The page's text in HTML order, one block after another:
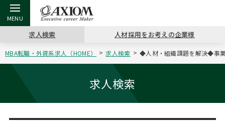
戻る
アクシアムの特長
戻る
コンサ
サービス案内
戻る
キャリ
戻る
キャリア支援 TOP
キャリアデザイン講座
（最新求人市場動向）
戻る
MBAの
戻る
日本か
戻る
転職ツール TOP
英文レジュメの書き方
戻る
パワー
戻る
転職コラム TOP
“展”職相談室
戻る
イベント・セミナー TOP
ジョブフェア
戻る
会社概要 TOP
沿革
求人検索 人材採用をお考えの企業様
MBA転職・外資系求人（HOME） 求人検索 ◆人材・組織課題を解決◆事
求人検索